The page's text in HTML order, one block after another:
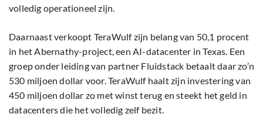
volledig operationeel zijn.
Daarnaast verkoopt TeraWulf zijn belang van 50,1 procent
in het Abernathy-project, een AI-datacenter in Texas. Een
groep onder leiding van partner Fluidstack betaalt daar zo’n
530 miljoen dollar voor. TeraWulf haalt zijn investering van
450 miljoen dollar zo met winst terug en steekt het geld in
datacenters die het volledig zelf bezit.